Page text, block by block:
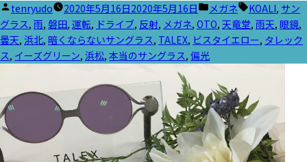
投
稿
者:
tenryudo 2020年5月16日2020年5月16日
カ
テ
ゴ
リ
メガネ
タ
グ:
KOALI, サン
グラス, 雨, 磐田, 運転, ドライブ, 反射, メガネ, OTO, 天竜堂, 雨天, 眼鏡,
曇天, 浜北, 暗くならないサングラス, TALEX, ビスタイエロー, タレック
ス, イーズグリーン, 浜松, 本当のサングラス, 偏光